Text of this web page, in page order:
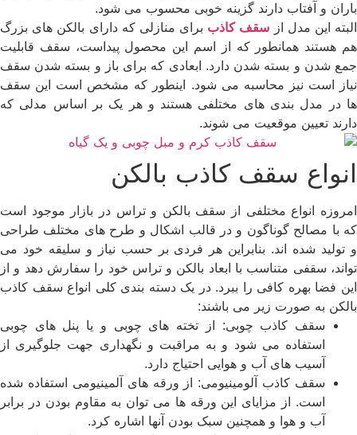
باران و آفتاب دارند گزینه خوبی محسوب می شود.
البته این مدل از سقف کاذب برای منازلی که دارای بالکن های بزرگ
هم هستند همانطور که از اسم این محصول پیداست، سقف قابلیت
جمع شدن و بسته شدن دارد. ابعادی که برای باز و بسته شدن سقف
نیاز است نیز محاسبه می شود. اینطور که مشخص است این سقف
ها در مدل بندی های مختلفی هستند و هر یک بر اساس مدلی که
دارند تعیین موقعیت می شوند.
انواع سقف کاذب بالکن
امروزه انواع مختلفی از سقف بالکن و تراس در بازار موجود است
که با مصالح گوناگون و در قالب اشکال و طرح های مختلف طراحی
و تولید شده اند. بنابراین هر فردی بر حسب نیاز و سلیقه خود می
تواند، سقفی متناسب با ابعاد بالکن و تراس خود را سفارش دهد و از
این فضا بهره کافی را ببرد. در یک دسته بندی کلی انواع سقف کاذب
بالکن به صورت زیر می باشند:
سقف کاذب چوبی: از تخته های چوبی و یا پنل های چوبی
استفاده می شود و به مراقبت و نگهداری جهت جلوگیری از
آسیب های آب و هوایی احتیاج دارد.
سقف کاذب آلومینیومی: از ورقه های آلمینیومی استفاده شده
است. از مزایای این ورقه ها می توان به مقاوم بودن در برابر
آب و هوا و همچنین سبک بودن آنها اشاره کرد.